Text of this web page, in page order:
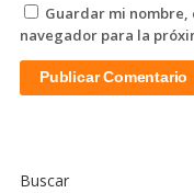
Guardar mi nombre,
navegador para la
De
Buscar